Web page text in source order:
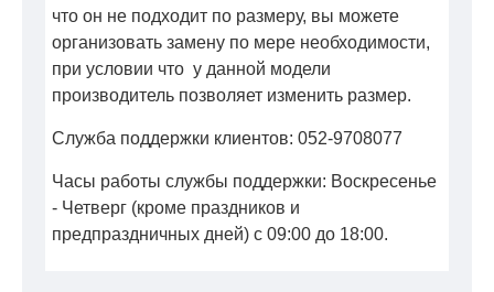
что он не подходит по размеру, вы можете
организовать замену по мере необходимости,
при условии что у данной модели
производитель позволяет изменить размер.
Служба поддержки клиентов: 052-9708077
Часы работы службы поддержки: Воскресенье
- Четверг (кроме праздников и
предпраздничных дней) с 09:00 до 18:00.